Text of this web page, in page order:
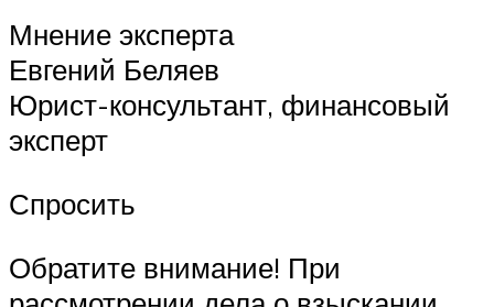
Мнение эксперта
Евгений Беляев
Юрист-консультант, финансовый
эксперт
Спросить
Обратите внимание! При